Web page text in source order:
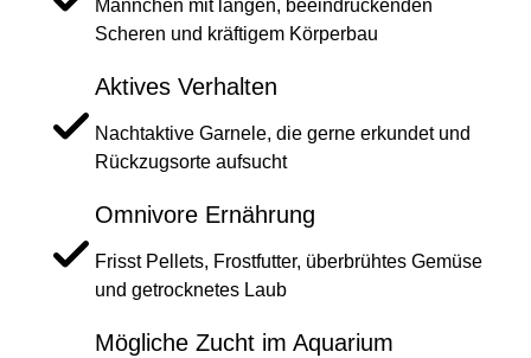
Männchen mit langen, beeindruckenden
Scheren und kräftigem Körperbau
Aktives Verhalten
Nachtaktive Garnele, die gerne erkundet und
Rückzugsorte aufsucht
Omnivore Ernährung
Frisst Pellets, Frostfutter, überbrühtes Gemüse
und getrocknetes Laub
Mögliche Zucht im Aquarium